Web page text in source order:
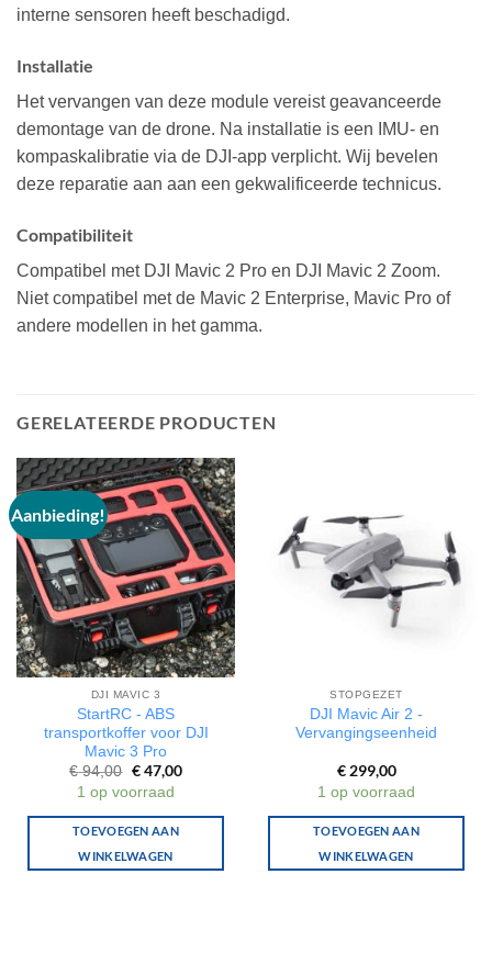
interne sensoren heeft beschadigd.
Installatie
Het vervangen van deze module vereist geavanceerde
demontage van de drone. Na installatie is een IMU- en
kompaskalibratie via de DJI-app verplicht. Wij bevelen
deze reparatie aan aan een gekwalificeerde technicus.
Compatibiliteit
Compatibel met DJI Mavic 2 Pro en DJI Mavic 2 Zoom.
Niet compatibel met de Mavic 2 Enterprise, Mavic Pro of
andere modellen in het gamma.
GERELATEERDE PRODUCTEN
Aanbieding!
DJI MAVIC 3
StartRC - ABS
transportkoffer voor DJI
Mavic 3 Pro
€94,00 Oorspronkelijke
was:
€ 94,00.
€47,00Huidige
€ 47,00.
1 op voorraad
TOEVOEGEN AAN
WINKELWAGEN
STOPGEZET
DJI Mavic Air 2 -
Vervangingseenheid
€299,00
1 op voorraad
TOEVOEGEN AAN
WINKELWAGEN